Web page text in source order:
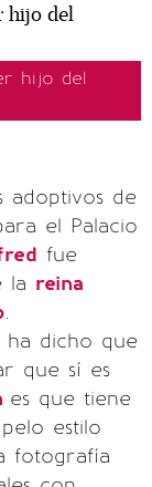
hijo del
adoptivos de
el Palacio
fue
la reina
.
ha dicho que
que sí es
es que tiene
estilo
fotografía